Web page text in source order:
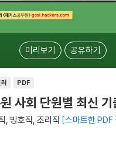
미리보기 공유하기
PDF
사회 단원별 최신 기
, 방호직, 조리직 스마트한 PDF